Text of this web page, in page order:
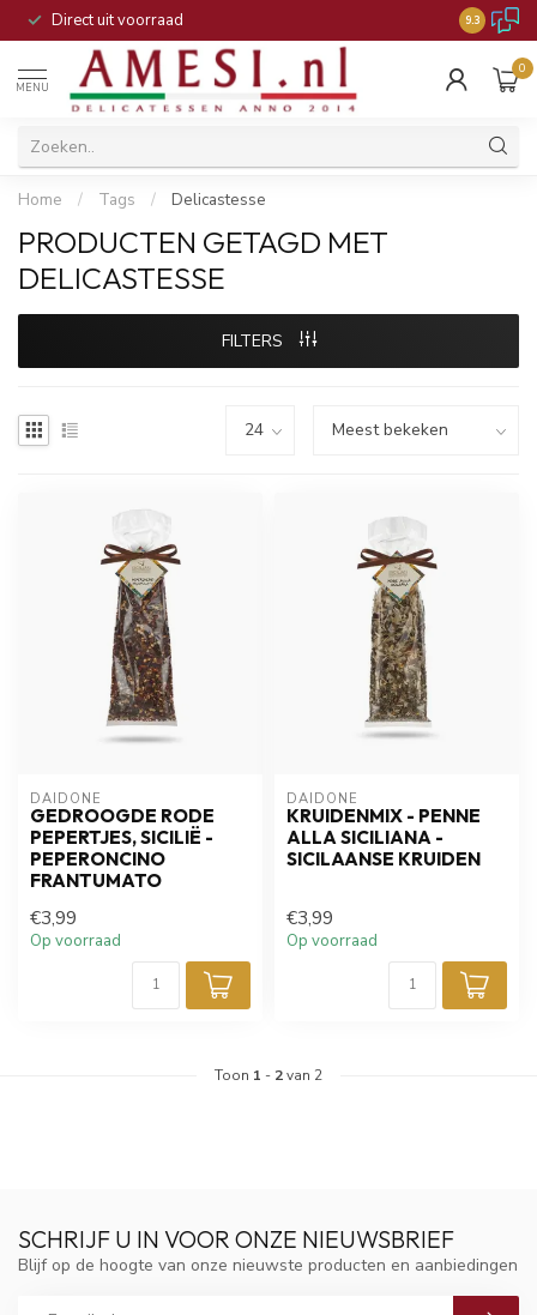
Direct uit voorraad 9.3
MENU
0
Home / Tags / Delicastesse
PRODUCTEN GETAGD MET
DELICASTESSE
FILTERS
DAIDONE
GEDROOGDE RODE
PEPERTJES, SICILIË -
PEPERONCINO
FRANTUMATO
€3,99
Op voorraad
DAIDONE
KRUIDENMIX - PENNE
ALLA SICILIANA -
SICILAANSE KRUIDEN
€3,99
Op voorraad
Toon 1 - 2van 2
SCHRIJF U IN VOOR ONZE NIEUWSBRIEF
Blijf op de hoogte van onze nieuwste producten en aanbiedingen